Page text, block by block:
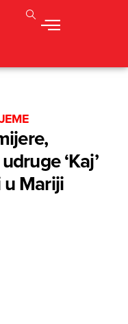
‘Kaj’
Mariji